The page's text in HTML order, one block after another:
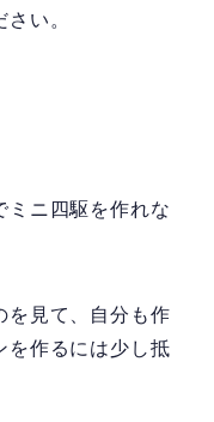
い。
ミニ四駆を作れな
を見て、自分も作
を作るには少し抵